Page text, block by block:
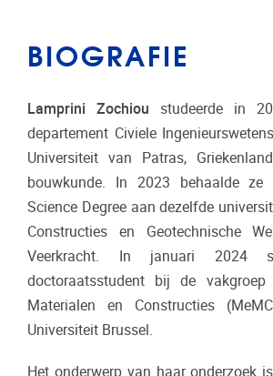
BIOGRAFIE
Lamprini Zochiou studeerde in
departement Civiele
Universiteit van Patras,
bouwkunde. In 2023 behaalde
Science Degree aan dezelfde
Constructies en Geotechnische
Veerkracht. In januari 2024
doctoraatsstudent bij de vakgroep
Materialen en Constructies
Universiteit Brussel.
Het onderwerp van haar onderzoek